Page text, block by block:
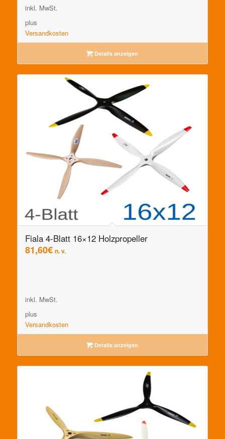
inkl. MwSt.
plus
Versandkosten
Details anzeigen
Fiala 4-Blatt 16×12 Holzpropeller
81,60€ n. v.
inkl. MwSt.
plus
Versandkosten
Details anzeigen